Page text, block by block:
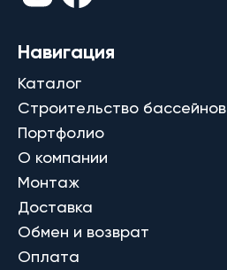
Навигация
Каталог
Строительство бассейнов
Портфолио
О компании
Монтаж
Доставка
Обмен и возврат
Оплата